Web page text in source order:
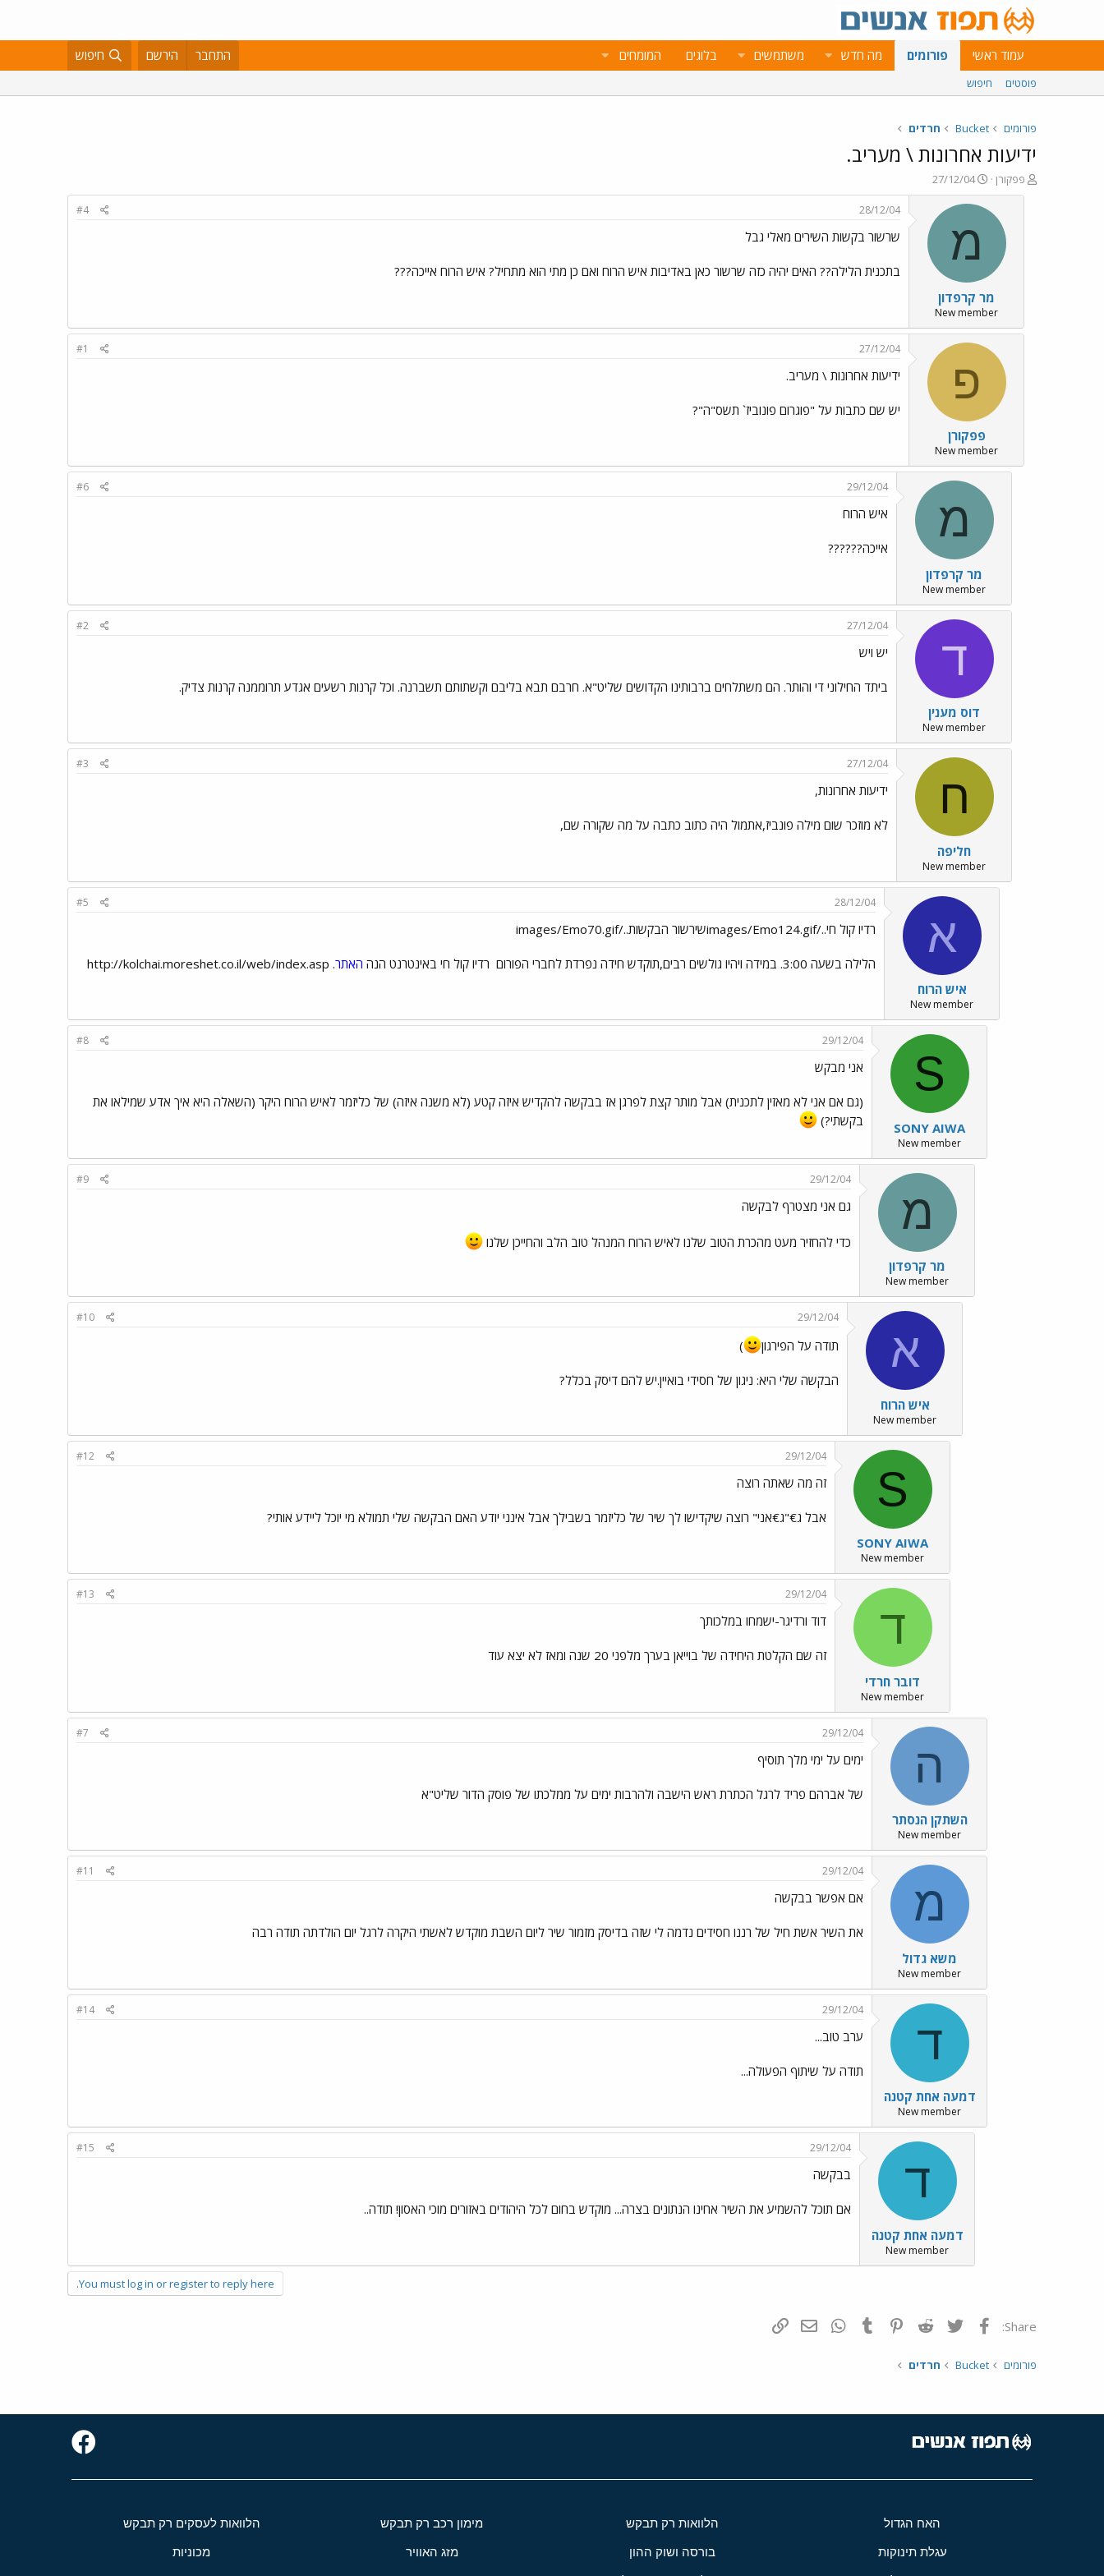
עמוד ראשי פורומים מה חדש משתמשים בלוגים המומחים התחבר הירשם חיפוש
פוסטים חיפוש
פורומים Bucket חרדים
ידיעות אחרונות \ מעריב.
פ
ו
פפקורן
פ
ו
ר
ם
ב
א
ר
י
ך
27/12/04
מ
מר קרפדון
New member
28/12/04
#4
שרשור בקשות השירים מאלי גבל
בתכנית הלילה?? האים יהיה כזה שרשור כאן באדיבות איש הרוח ואם כן מתי הוא מתחיל? איש הרוח אייכה???
פ
פפקורן
New member
27/12/04
#1
ידיעות אחרונות \ מעריב.
יש שם כתבות על "פוגרום פונוביז` תשס"ה"?
מ
מר קרפדון
New member
29/12/04
#6
איש הרוח
אייכה??????
ד
דוס מענין
New member
27/12/04
#2
יש ויש
ביתד החילוני די והותר. הם משתלחים ברבותינו הקדושים שליט"א. חרבם תבא בליבם וקשתותם תשברנה. וכל קרנות רשעים אגדע תרוממנה קרנות צדיק.
ח
חליפה
New member
27/12/04
#3
ידיעות אחרונות,
לא מוזכר שום מילה פונביז,אתמול היה כתוב כתבה על מה שקורה שם,
א
איש הרוח
New member
28/12/04
#5
רדיו קול חי../images/Emo124.gifשירשור הבקשות../images/Emo70.gif
הלילה בשעה 3:00. במידה ויהיו גולשים רבים,תוקדש חידה נפרדת לחברי הפורום רדיו קול חי באינטרנט הנה האתר. http://kolchai.moreshet.co.il/web/index.asp
S
SONY AIWA
New member
29/12/04
#8
אני מבקש
(גם אם אני לא מאזין לתכנית) אבל מותר קצת לפרגן אז בבקשה להקדיש איזה קטע (לא משנה איזה) של כליזמר לאיש הרוח היקר (השאלה היא איך אדע שמילאו את
בקשתי?)
מ
מר קרפדון
New member
29/12/04
#9
גם אני מצטרף לבקשה
כדי להחזיר מעט מהכרת הטוב שלנו לאיש הרוח המנהל טוב הלב והחייכן שלנו
א
איש הרוח
New member
29/12/04
#10
תודה על הפירגון )
הבקשה שלי היא: ניגון של חסידי בואיין.יש להם דיסק בכלל?
S
SONY AIWA
New member
29/12/04
#12
זה מה שאתה רוצה
אבל ג€"ג€אני" רוצה שיקדישו לך שיר של כליזמר בשבילך אבל אינני יודע האם הבקשה שלי תמולא מי יוכל ליידע אותי?
ד
דובר חרדי
New member
29/12/04
#13
דוד ורדיגר-ישמחו במלכותך
זה שם הקלטת היחידה של בוייאן בערך מלפני 20 שנה ומאז לא יצא עוד
ה
השתקן הנסתר
New member
29/12/04
#7
ימים על ימי מלך תוסיף
של אברהם פריד לרגל הכתרת ראש הישבה ולהרבות ימים על ממלכתו של פוסק הדור שליט"א
מ
משא גדול
New member
29/12/04
#11
אם אפשר בבקשה
את השיר אשת חיל של רננו חסידים נדמה לי שזה בדיסק מזמור שיר ליום השבת מוקדש לאשתי היקרה לרגל יום הולדתה תודה רבה
ד
דמעה אחת קטנה
New member
29/12/04
#14
ערב טוב...
תודה על שיתוף הפעולה...
ד
דמעה אחת קטנה
New member
29/12/04
#15
בבקשה
אם תוכל להשמיע את השיר אחינו הנתונים בצרה... מוקדש בחום לכל היהודים באזורים מוכי האסון! תודה..
You must log in or register to reply here.
Share: פייסבוק Twitter
Reddit
Pinterest
Tumblr
WhatsAppדואר אלקטרוני
פורומים Bucket חרדים
האח הגדול הלוואות רק תבקש מימון רכב רק תבקש הלוואות לעסקים רק תבקש
עגלת תינוקות בורסה ושוק ההון מזג האוויר מכוניות